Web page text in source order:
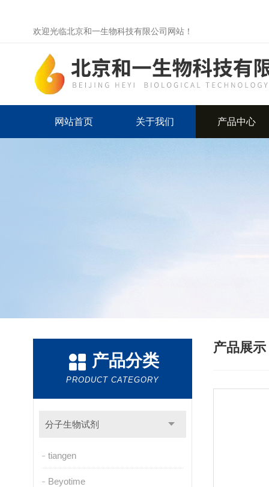
欢迎光临北京和一生物科技有限公司网站！
网站首页 关于我们 产品中心
产品分类
PRODUCT CATEGORY
分子生物试剂
tiangen
Beyotime
产品展示